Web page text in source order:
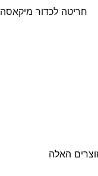
חריטה לכדור מיקאסה MIKASA / r10 שלך.
האלה